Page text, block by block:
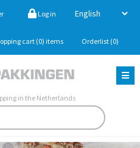
Log in
cart (0) items Orderlist (0)
in the Netherlands